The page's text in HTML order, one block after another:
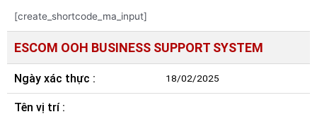
[create_shortcode_ma_input]
ESCOM OOH BUSINESS SUPPORT SYSTEM
Ngày xác thực : 18/02/2025
Tên vị trí :